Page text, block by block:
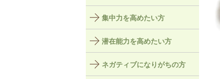
集中力を高めたい方
潜在能力を高めたい方
ネガティブになりがちの方